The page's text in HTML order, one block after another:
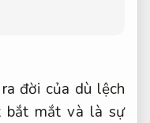
đời của dù lệch
bắt mắt và là sự